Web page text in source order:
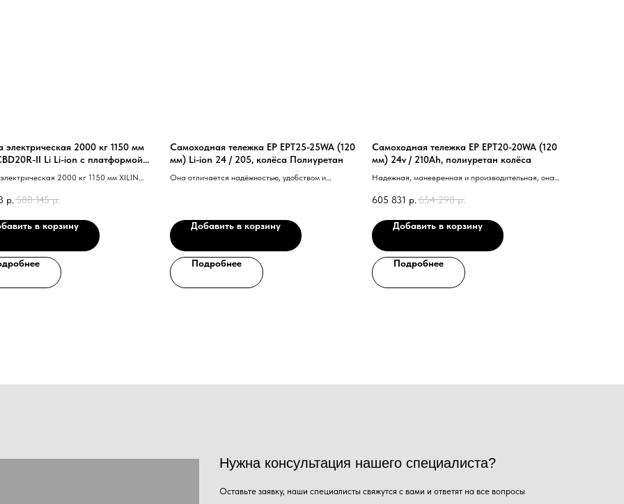
электрическая 2000 кг 1150 мм
II Li Li-ion с платформой
2000 кг 1150 мм XILIN
АКБ
р. 588 145 р.
в корзину
Самоходная тележка EP EPT25-25WA (120
мм) Li-ion 24 / 205, колёса Полиуретан
Она отличается надёжностью, удобством и
Добавить в корзину
Подробнее
Самоходная тележка EP EPT20-20WA (120
мм) 24v / 210Ah, полиуретан колёса
Надежная, маневренная и производительная, она
складов и логистических компаний.
605 831 р. 654 298 р.
Добавить в корзину
Подробнее
Нужна консультация нашего специалиста?